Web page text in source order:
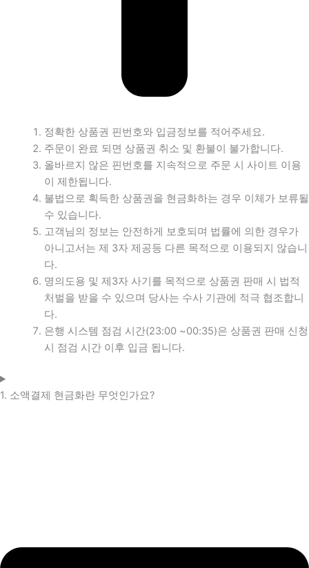
정확한 상품권 핀번호와 입금정보를 적어주세요.
주문이 완료 되면 상품권 취소 및 환불이 불가합니다.
올바르지 않은 핀번호를 지속적으로 주문 시 사이트 이용
이 제한됩니다.
불법으로 획득한 상품권을 현금화하는 경우 이체가 보류될
수 있습니다.
고객님의 정보는 안전하게 보호되며 법률에 의한 경우가
아니고서는 제 3자 제공등 다른 목적으로 이용되지 않습니
다.
명의도용 및 제3자 사기를 목적으로 상품권 판매 시 법적
처벌을 받을 수 있으며 당사는 수사 기관에 적극 협조합니
다.
은행 시스템 점검 시간(23:00 ~00:35)은 상품권 판매 신청
시 점검 시간 이후 입금 됩니다.
1. 소액결제 현금화란 무엇인가요?